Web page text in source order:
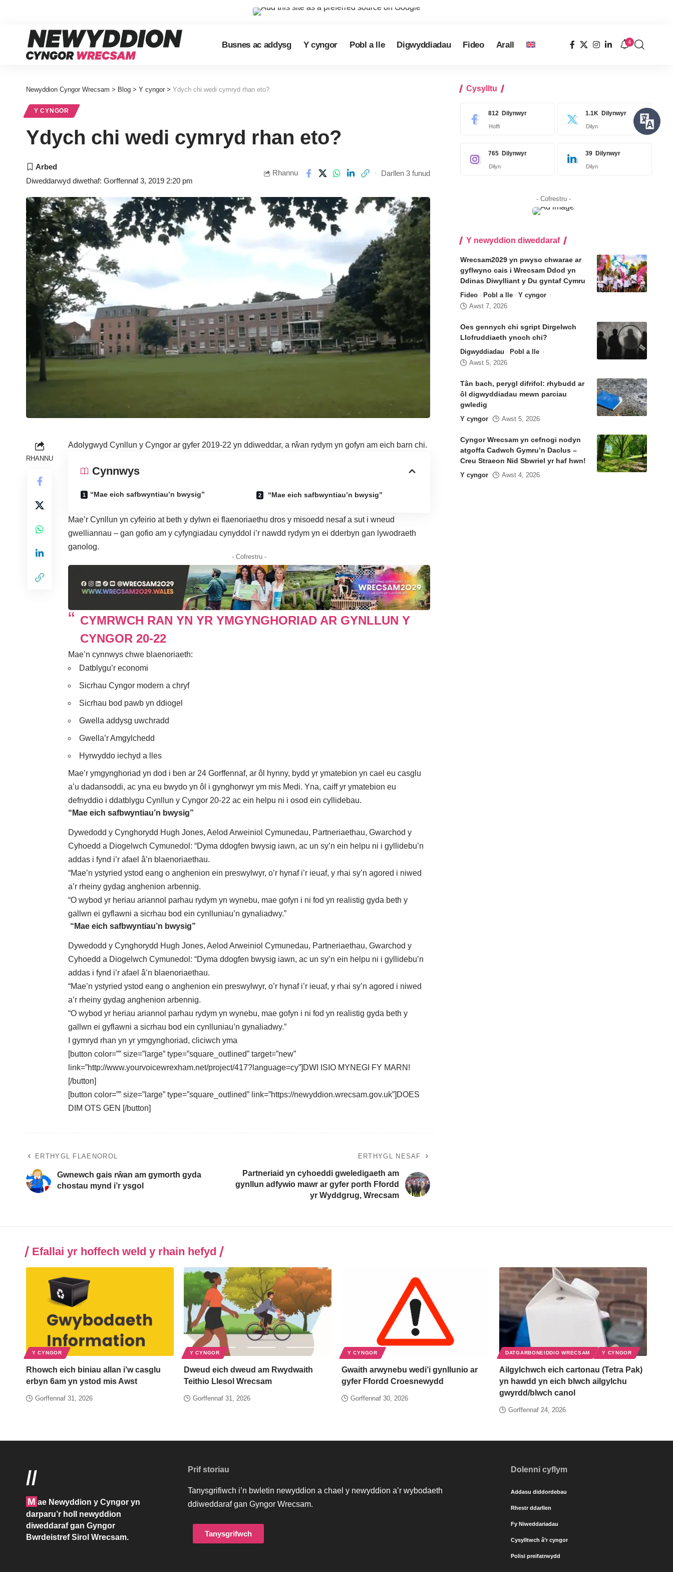
Busnes ac addysg Y cyngor Pobl a lle Digwyddiadau Fideo Arall 4
Newyddion Cyngor Wrecsam > Blog > Y cyngor > Ydych chi wedi cymryd rhan eto?
Y CYNGOR
Ydych chi wedi cymryd rhan eto?
Diweddarwyd diwethaf: Gorffennaf 3, 2019 2:20 pm
Rhannu Darllen 3 funud
RHANNU
Adolygwyd Cynllun y Cyngor ar gyfer 2019-22 yn ddiweddar, a rŵan rydym yn gofyn am eich barn chi.
Cynnwys
“Mae eich safbwyntiau’n bwysig” “Mae eich safbwyntiau’n bwysig”
Mae’r Cynllun yn cyfeirio at beth y dylwn ei flaenoriaethu dros y misoedd nesaf a sut i wneud
gwelliannau – gan gofio am y cyfyngiadau cynyddol i’r nawdd rydym yn ei dderbyn gan lywodraeth
ganolog.
- Cofrestru -
CYMRWCH RAN YN YR YMGYNGHORIAD AR GYNLLUN Y
CYNGOR 20-22
Mae’n cynnwys chwe blaenoriaeth:
Datblygu’r economi
Sicrhau Cyngor modern a chryf
Sicrhau bod pawb yn ddiogel
Gwella addysg uwchradd
Gwella’r Amgylchedd
Hyrwyddo iechyd a lles
Mae’r ymgynghoriad yn dod i ben ar 24 Gorffennaf, ar ôl hynny, bydd yr ymatebion yn cael eu casglu
a’u dadansoddi, ac yna eu bwydo yn ôl i gynghorwyr ym mis Medi. Yna, caiff yr ymatebion eu
defnyddio i ddatblygu Cynllun y Cyngor 20-22 ac ein helpu ni i osod ein cyllidebau.
“Mae eich safbwyntiau’n bwysig”
Dywedodd y Cynghorydd Hugh Jones, Aelod Arweiniol Cymunedau, Partneriaethau, Gwarchod y
Cyhoedd a Diogelwch Cymunedol: “Dyma ddogfen bwysig iawn, ac un sy’n ein helpu ni i gyllidebu’n
addas i fynd i’r afael â’n blaenoriaethau.
“Mae’n ystyried ystod eang o anghenion ein preswylwyr, o’r hynaf i’r ieuaf, y rhai sy’n agored i niwed
a’r rheiny gydag anghenion arbennig.
“O wybod yr heriau ariannol parhau rydym yn wynebu, mae gofyn i ni fod yn realistig gyda beth y
gallwn ei gyflawni a sicrhau bod ein cynlluniau’n gynaliadwy.”
“Mae eich safbwyntiau’n bwysig”
Dywedodd y Cynghorydd Hugh Jones, Aelod Arweiniol Cymunedau, Partneriaethau, Gwarchod y
Cyhoedd a Diogelwch Cymunedol: “Dyma ddogfen bwysig iawn, ac un sy’n ein helpu ni i gyllidebu’n
addas i fynd i’r afael â’n blaenoriaethau.
“Mae’n ystyried ystod eang o anghenion ein preswylwyr, o’r hynaf i’r ieuaf, y rhai sy’n agored i niwed
a’r rheiny gydag anghenion arbennig.
“O wybod yr heriau ariannol parhau rydym yn wynebu, mae gofyn i ni fod yn realistig gyda beth y
gallwn ei gyflawni a sicrhau bod ein cynlluniau’n gynaliadwy.”
I gymryd rhan yn yr ymgynghoriad, cliciwch yma
[button color=”” size=”large” type=”square_outlined” target=”new”
link=”http://www.yourvoicewrexham.net/project/417?language=cy”]DWI ISIO MYNEGI FY MARN!
[/button]
[button color=”” size=”large” type=”square_outlined” link=”https://newyddion.wrecsam.gov.uk”]DOES
DIM OTS GEN [/button]
ERTHYGL FLAENOROL
Gwnewch gais rŵan am gymorth gyda
chostau mynd i’r ysgol
ERTHYGL NESAF
Partneriaid yn cyhoeddi gweledigaeth am
gynllun adfywio mawr ar gyfer porth Ffordd
yr Wyddgrug, Wrecsam
Cysylltu
812 Dilynwyr
Hoffi
1.1K Dilynwyr
Dilyn
765 Dilynwyr
Dilyn
39 Dilynwyr
Dilyn
- Cofrestru -
Y newyddion diweddaraf
Wrecsam2029 yn pwyso chwarae ar
gyflwyno cais i Wrecsam Ddod yn
Ddinas Diwylliant y Du gyntaf Cymru
Fideo Pobl a lle
Y cyngor
Awst 7, 2026
Oes gennych chi sgript Dirgelwch
Llofruddiaeth ynoch chi?
Digwyddiadau
Pobl a lle
Awst 5, 2026
Tân bach, perygl difrifol: rhybudd ar
ôl digwyddiadau mewn parciau
gwledig
Y cyngor Awst 5, 2026
Cyngor Wrecsam yn cefnogi nodyn
atgoffa Cadwch Gymru’n Daclus –
Creu Straeon Nid Sbwriel yr haf hwn!
Y cyngor Awst 4, 2026
Efallai yr hoffech weld y rhain hefyd
Y CYNGOR
Rhowch eich biniau allan i’w casglu
erbyn 6am yn ystod mis Awst
Gorffennaf 31, 2026
Y CYNGOR
Dweud eich dweud am Rwydwaith
Teithio Llesol Wrecsam
Gorffennaf 31, 2026
Y CYNGOR
Gwaith arwynebu wedi’i gynllunio ar
gyfer Ffordd Croesnewydd
Gorffennaf 30, 2026
DATGARBONEIDDIO WRECSAM Y CYNGOR
Ailgylchwch eich cartonau (Tetra Pak)
yn hawdd yn eich blwch ailgylchu
gwyrdd/blwch canol
Gorffennaf 24, 2026
//
M ae Newyddion y Cyngor yn
darparu’r holl newyddion
diweddaraf gan Gyngor
Bwrdeistref Sirol Wrecsam.
Prif storiau
Tanysgrifiwch i’n bwletin newyddion a chael y newyddion a’r wybodaeth
ddiweddaraf gan Gyngor Wrecsam.
Tanysgrifwch
Dolenni cyflym
Addasu diddordebau
Rhestr ddarllen
Fy Niweddariadau
Cysylltwch â’r cyngor
Polisi preifatrwydd